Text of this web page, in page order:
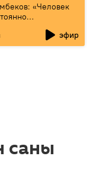
«Человек
эфир
саны